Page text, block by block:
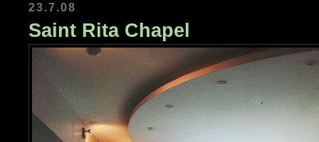
23.7.08
Saint Rita Chapel